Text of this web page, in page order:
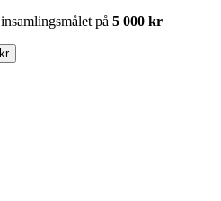
på 5 000 kr